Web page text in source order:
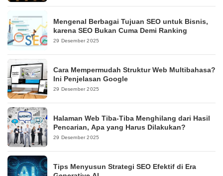
Mengenal Berbagai Tujuan SEO untuk Bisnis,
karena SEO Bukan Cuma Demi Ranking
29 Desember 2025
Cara Mempermudah Struktur Web Multibahasa?
Ini Penjelasan Google
29 Desember 2025
Halaman Web Tiba-Tiba Menghilang dari Hasil
Pencarian, Apa yang Harus Dilakukan?
29 Desember 2025
Tips Menyusun Strategi SEO Efektif di Era